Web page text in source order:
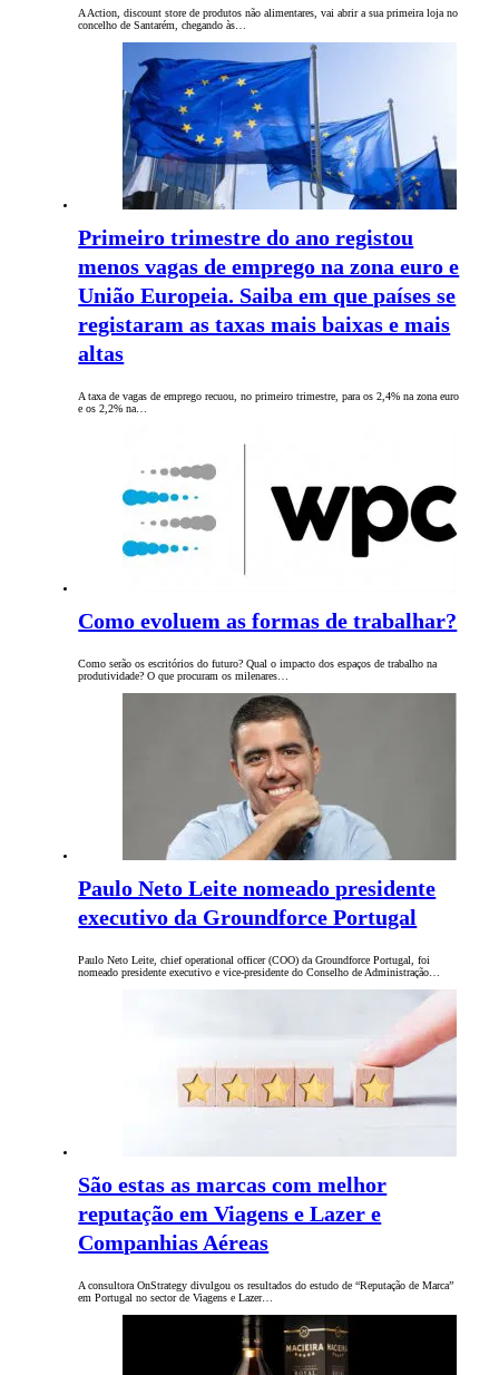
A Action, discount store de produtos não alimentares, vai abrir a sua primeira loja no
concelho de Santarém, chegando às…
Primeiro trimestre do ano registou
menos vagas de emprego na zona euro e
União Europeia. Saiba em que países se
registaram as taxas mais baixas e mais
altas
A taxa de vagas de emprego recuou, no primeiro trimestre, para os 2,4% na zona euro
e os 2,2% na…
Como evoluem as formas de trabalhar?
Como serão os escritórios do futuro? Qual o impacto dos espaços de trabalho na
produtividade? O que procuram os milenares…
Paulo Neto Leite nomeado presidente
executivo da Groundforce Portugal
Paulo Neto Leite, chief operational officer (COO) da Groundforce Portugal, foi
nomeado presidente executivo e vice-presidente do Conselho de Administração…
São estas as marcas com melhor
reputação em Viagens e Lazer e
Companhias Aéreas
A consultora OnStrategy divulgou os resultados do estudo de “Reputação de Marca”
em Portugal no sector de Viagens e Lazer…